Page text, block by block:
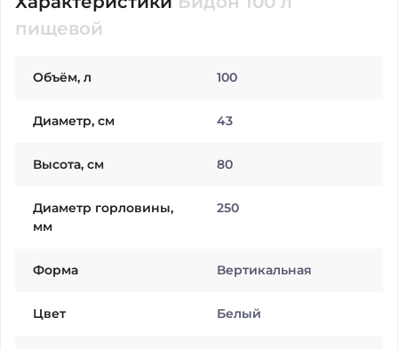
пищевой
Объём, л 100
Диаметр, см 43
Высота, см 80
Диаметр горловины,
мм
250
Форма Вертикальная
Цвет Белый